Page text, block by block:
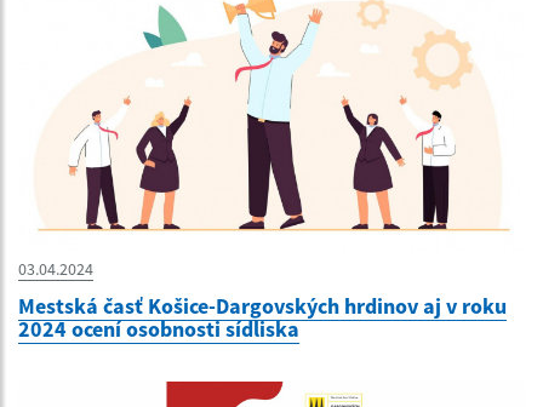
03.04.2024
Mestská časť Košice-Dargovských hrdinov aj v roku
2024 ocení osobnosti sídliska